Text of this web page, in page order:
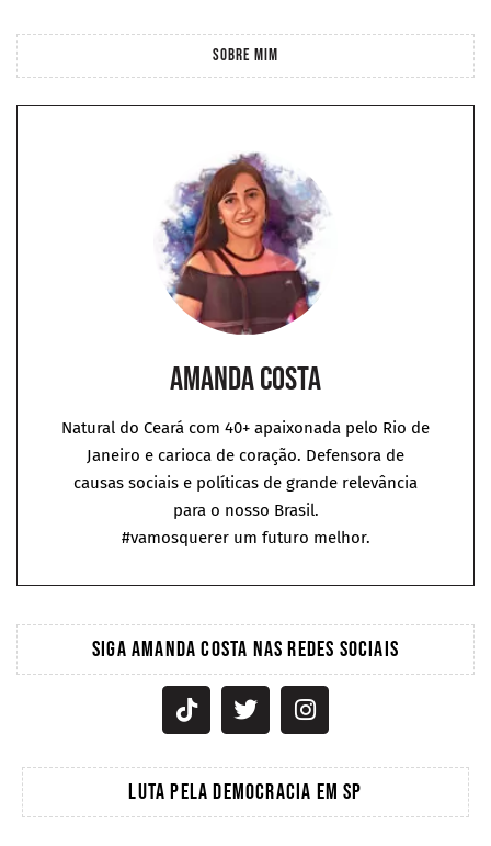
SOBRE MIM
Amanda Costa
Natural do Ceará com 40+ apaixonada pelo Rio de
Janeiro e carioca de coração. Defensora de
causas sociais e políticas de grande relevância
para o nosso Brasil.
#vamosquerer um futuro melhor.
SIGA AMANDA COSTA NAS REDES SOCIAIS
LUTA PELA DEMOCRACIA EM SP